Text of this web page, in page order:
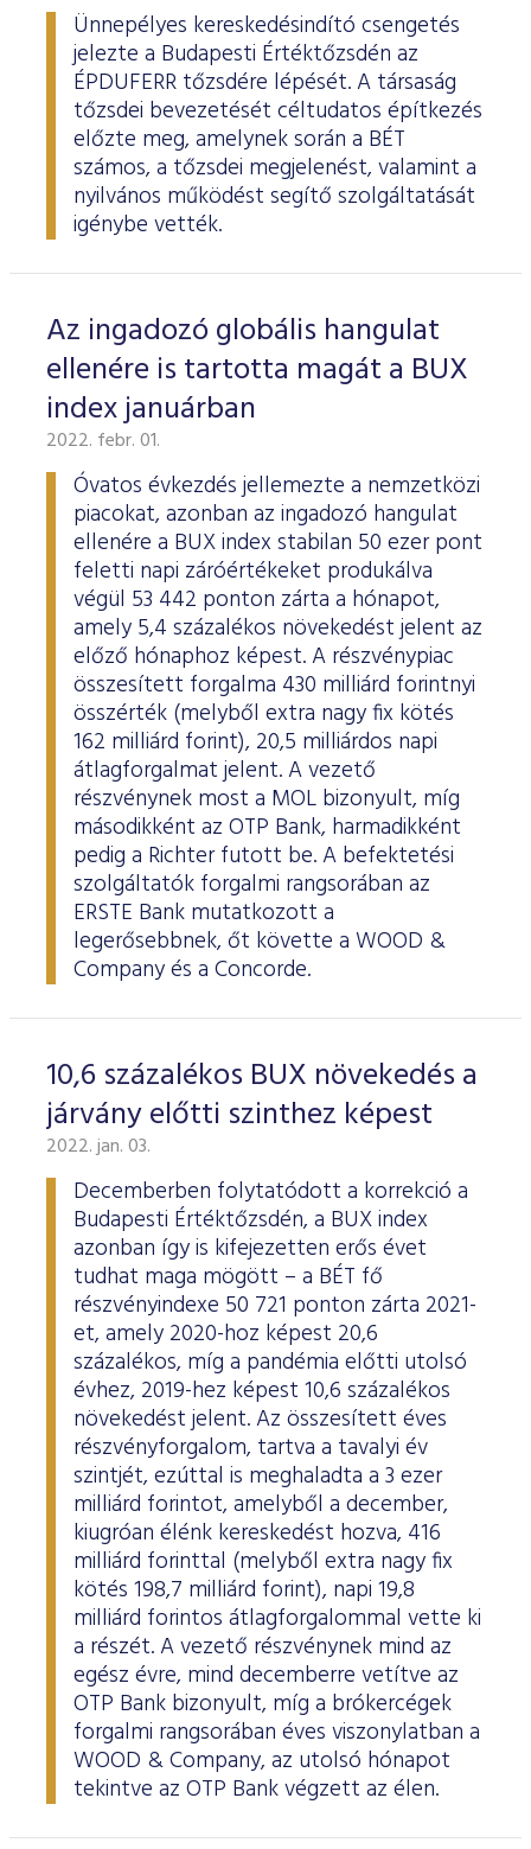
Ünnepélyes kereskedésindító csengetés
jelezte a Budapesti Értéktőzsdén az
ÉPDUFERR tőzsdére lépését. A társaság
tőzsdei bevezetését céltudatos építkezés
előzte meg, amelynek során a BÉT
számos, a tőzsdei megjelenést, valamint a
nyilvános működést segítő szolgáltatását
igénybe vették.
Az ingadozó globális hangulat
ellenére is tartotta magát a BUX
index januárban
2022. febr. 01.
Óvatos évkezdés jellemezte a nemzetközi
piacokat, azonban az ingadozó hangulat
ellenére a BUX index stabilan 50 ezer pont
feletti napi záróértékeket produkálva
végül 53 442 ponton zárta a hónapot,
amely 5,4 százalékos növekedést jelent az
előző hónaphoz képest. A részvénypiac
összesített forgalma 430 milliárd forintnyi
összérték (melyből extra nagy fix kötés
162 milliárd forint), 20,5 milliárdos napi
átlagforgalmat jelent. A vezető
részvénynek most a MOL bizonyult, míg
másodikként az OTP Bank, harmadikként
pedig a Richter futott be. A befektetési
szolgáltatók forgalmi rangsorában az
ERSTE Bank mutatkozott a
legerősebbnek, őt követte a WOOD &
Company és a Concorde.
10,6 százalékos BUX növekedés a
járvány előtti szinthez képest
2022. jan. 03.
Decemberben folytatódott a korrekció a
Budapesti Értéktőzsdén, a BUX index
azonban így is kifejezetten erős évet
tudhat maga mögött – a BÉT fő
részvényindexe 50 721 ponton zárta 2021-
et, amely 2020-hoz képest 20,6
százalékos, míg a pandémia előtti utolsó
évhez, 2019-hez képest 10,6 százalékos
növekedést jelent. Az összesített éves
részvényforgalom, tartva a tavalyi év
szintjét, ezúttal is meghaladta a 3 ezer
milliárd forintot, amelyből a december,
kiugróan élénk kereskedést hozva, 416
milliárd forinttal (melyből extra nagy fix
kötés 198,7 milliárd forint), napi 19,8
milliárd forintos átlagforgalommal vette ki
a részét. A vezető részvénynek mind az
egész évre, mind decemberre vetítve az
OTP Bank bizonyult, míg a brókercégek
forgalmi rangsorában éves viszonylatban a
WOOD & Company, az utolsó hónapot
tekintve az OTP Bank végzett az élen.